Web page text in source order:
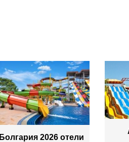
Болгария 2026 отели